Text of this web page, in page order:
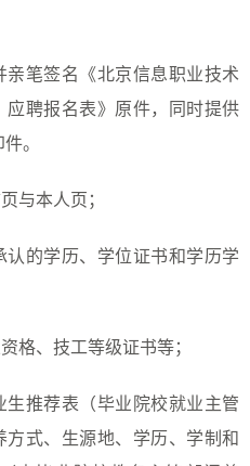
笔签名《北京信息职业技术
聘报名表》原件，同时提供
。
与本人页；
的学历、学位证书和学历学
格、技工等级证书等；
推荐表（毕业院校就业主管
式、生源地、学历、学制和